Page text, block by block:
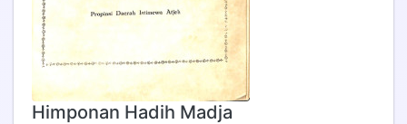
Himponan Hadih Madja